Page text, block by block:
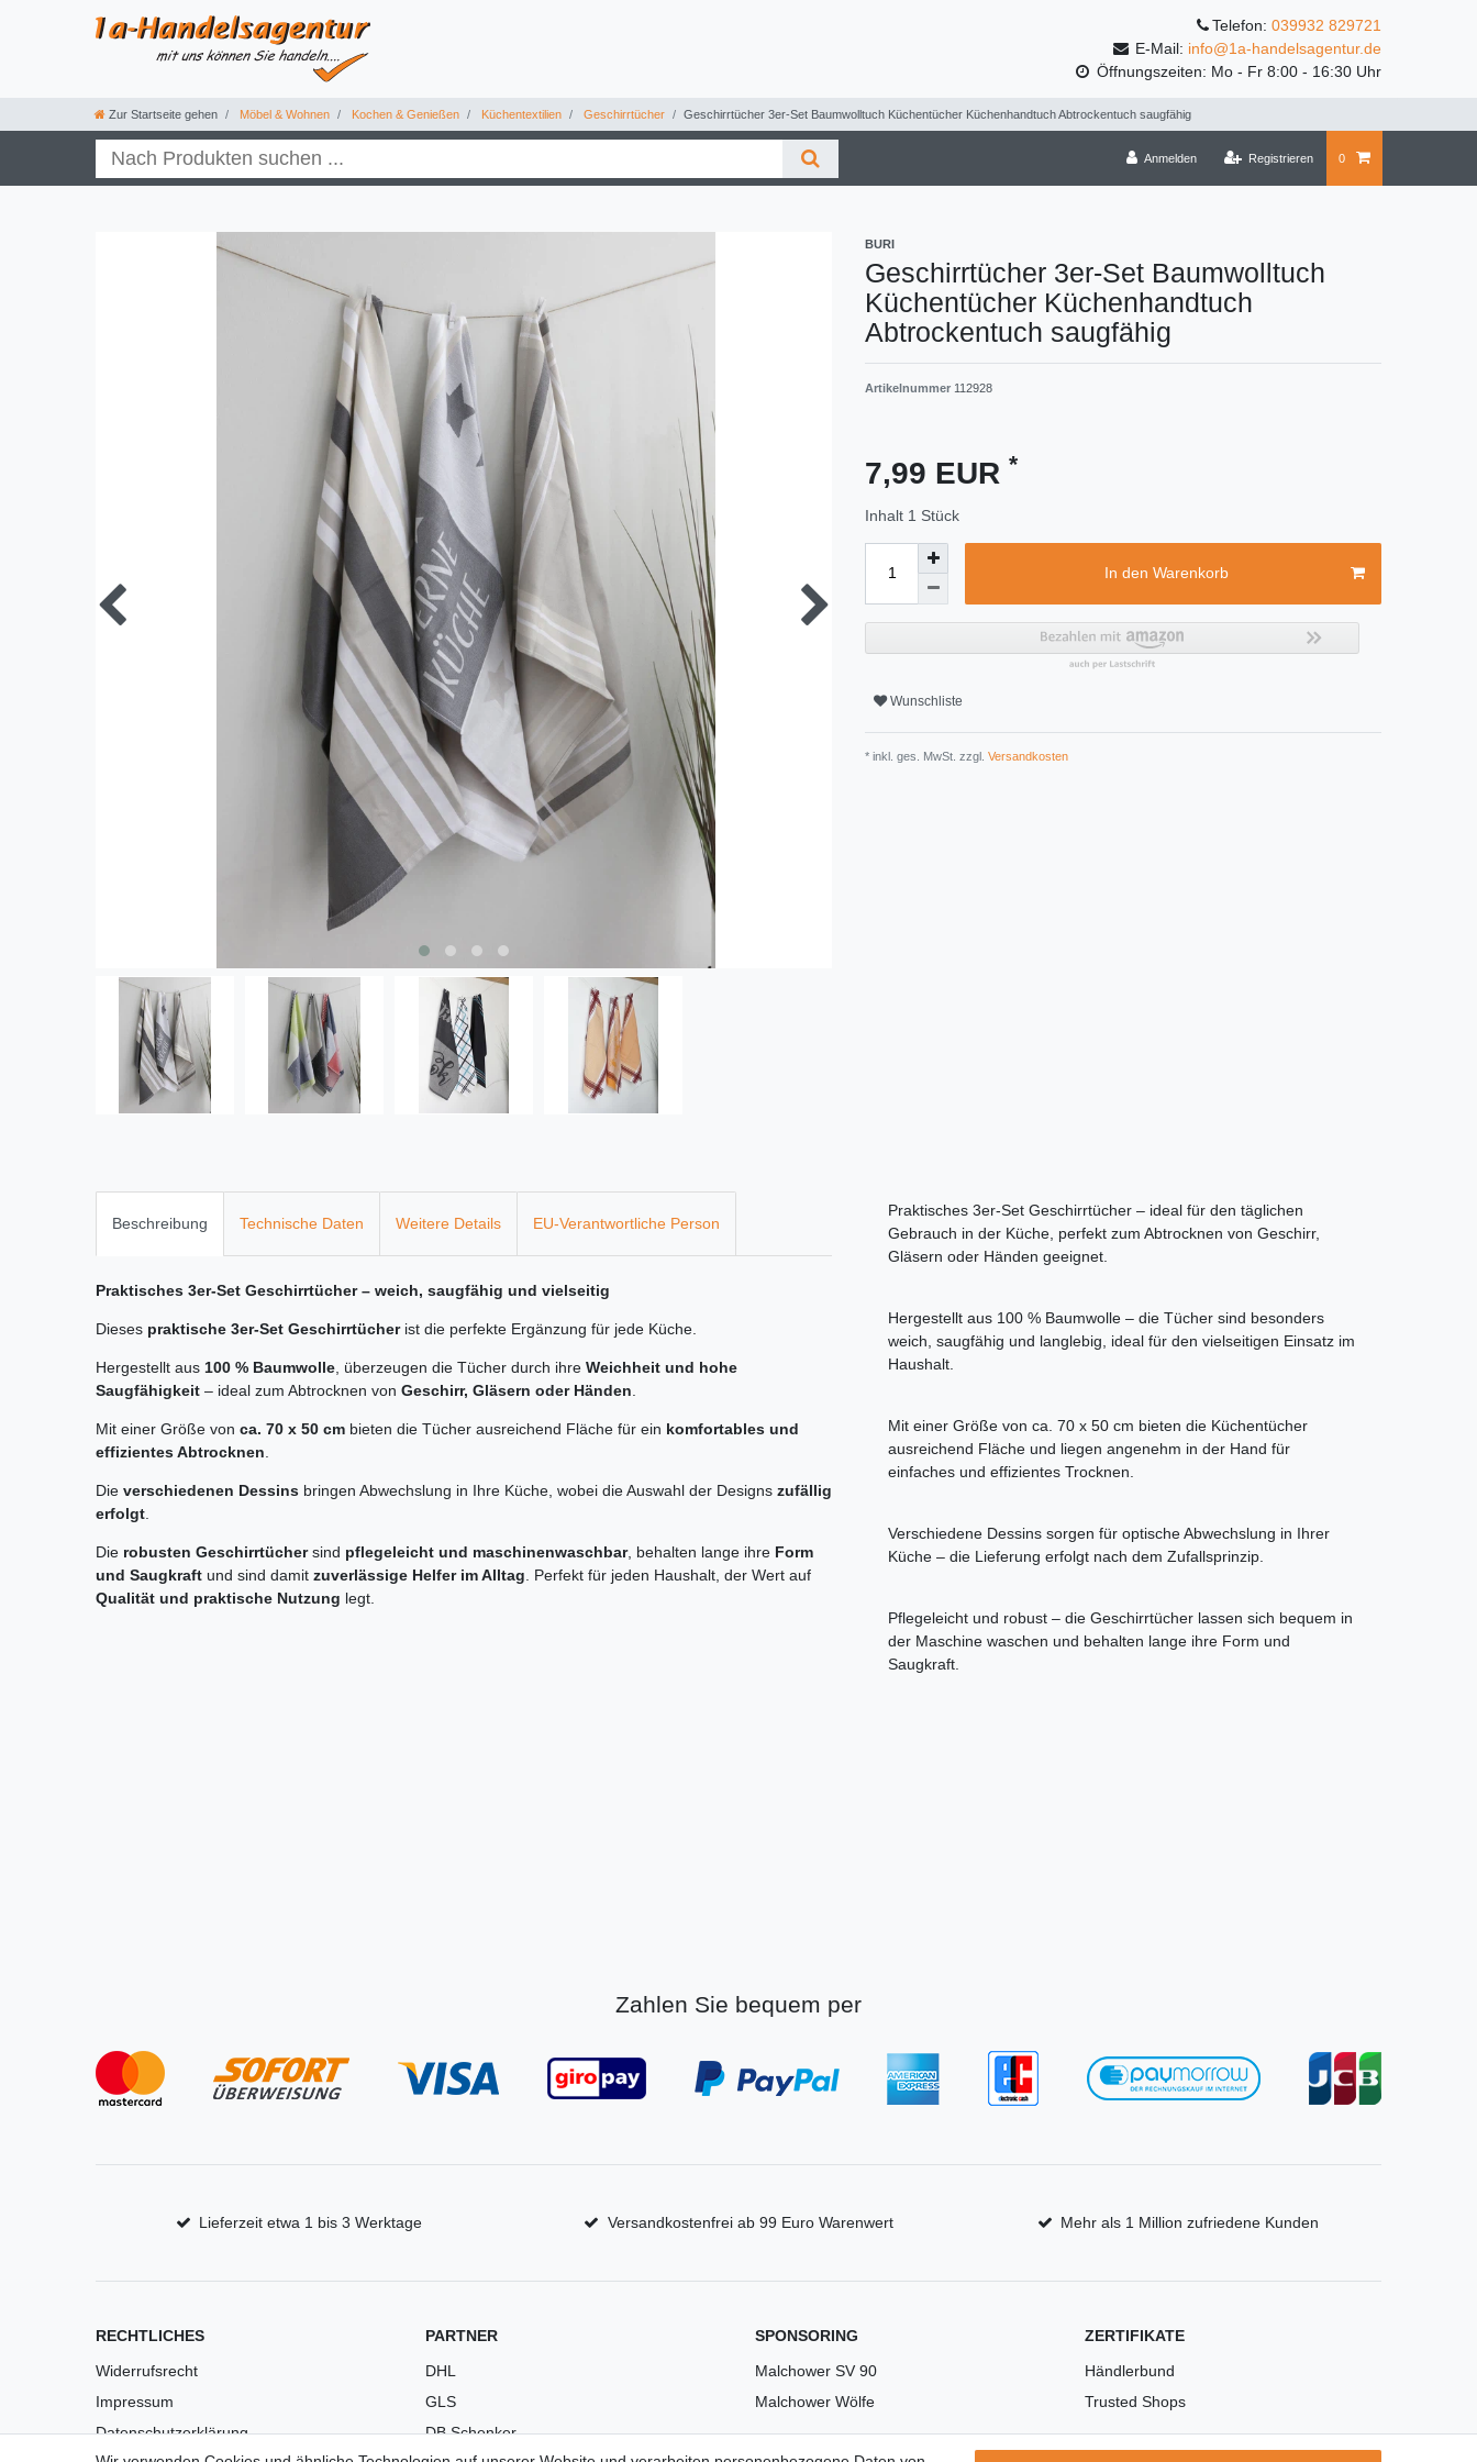
Telefon: 039932 829721
E-Mail: info@1a-handelsagentur.de
Öffnungszeiten: Mo - Fr 8:00 - 16:30 Uhr
Zur Startseite gehen Möbel & Wohnen Kochen & Genießen Küchentextilien Geschirrtücher Geschirrtücher 3er-Set Baumwolltuch Küchentücher Küchenhandtuch Abtrockentuch saugfähig
Anmelden Registrieren 0
BURI
Geschirrtücher 3er-Set Baumwolltuch
Küchentücher Küchenhandtuch
Abtrockentuch saugfähig
Artikelnummer 112928
7,99 EUR *
Inhalt 1 Stück
In den Warenkorb
Wunschliste
* inkl. ges. MwSt. zzgl. Versandkosten
Beschreibung Technische Daten Weitere Details EU-Verantwortliche Person
Praktisches 3er-Set Geschirrtücher – weich, saugfähig und vielseitig
Dieses praktische 3er-Set Geschirrtücherist die perfekte Ergänzung für jede Küche.
Hergestellt aus 100 % Baumwolle, überzeugen die Tücher durch ihre Weichheit und hohe
Saugfähigkeit – ideal zum Abtrocknen von Geschirr, Gläsern oder Händen.
Mit einer Größe von ca. 70 x 50 cm bieten die Tücher ausreichend Fläche für ein komfortables und
effizientes Abtrocknen.
Die verschiedenen Dessins bringen Abwechslung in Ihre Küche, wobei die Auswahl der Designs zufällig
erfolgt.
Die robusten Geschirrtüchersind pflegeleicht und maschinenwaschbar, behalten lange ihre Form
und Saugkraft und sind damit zuverlässige Helfer im Alltag. Perfekt für jeden Haushalt, der Wert auf
Qualität und praktische Nutzung legt.
Praktisches 3er-Set Geschirrtücher – ideal für den täglichen
Gebrauch in der Küche, perfekt zum Abtrocknen von Geschirr,
Gläsern oder Händen geeignet.
Hergestellt aus 100 % Baumwolle – die Tücher sind besonders
weich, saugfähig und langlebig, ideal für den vielseitigen Einsatz im
Haushalt.
Mit einer Größe von ca. 70 x 50 cm bieten die Küchentücher
ausreichend Fläche und liegen angenehm in der Hand für
einfaches und effizientes Trocknen.
Verschiedene Dessins sorgen für optische Abwechslung in Ihrer
Küche – die Lieferung erfolgt nach dem Zufallsprinzip.
Pflegeleicht und robust – die Geschirrtücher lassen sich bequem in
der Maschine waschen und behalten lange ihre Form und
Saugkraft.
Zahlen Sie bequem per
Lieferzeit etwa 1 bis 3 Werktage Versandkostenfrei ab 99 Euro Warenwert Mehr als 1 Million zufriedene Kunden
RECHTLICHES
Widerrufsrecht
Impressum
Datenschutzerklärung
PARTNER
DHL
GLS
DB Schenker
SPONSORING
Malchower SV 90
Malchower Wölfe
ZERTIFIKATE
Händlerbund
Trusted Shops